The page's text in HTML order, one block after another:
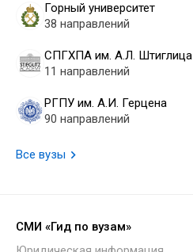
Горный университет
38 направлений
СПГХПА им. А.Л. Штиглица
11 направлений
РГПУ им. А.И. Герцена
90 направлений
Все вузы
СМИ «Гид по вузам»